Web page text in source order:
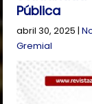
Pública
abril 30, 2025 |
Gremial